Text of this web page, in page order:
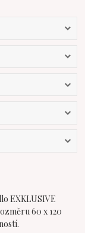
EXKLUSIVE
60 x 120